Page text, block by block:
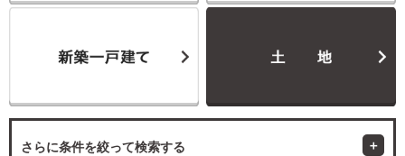
さらに条件を絞って検索する